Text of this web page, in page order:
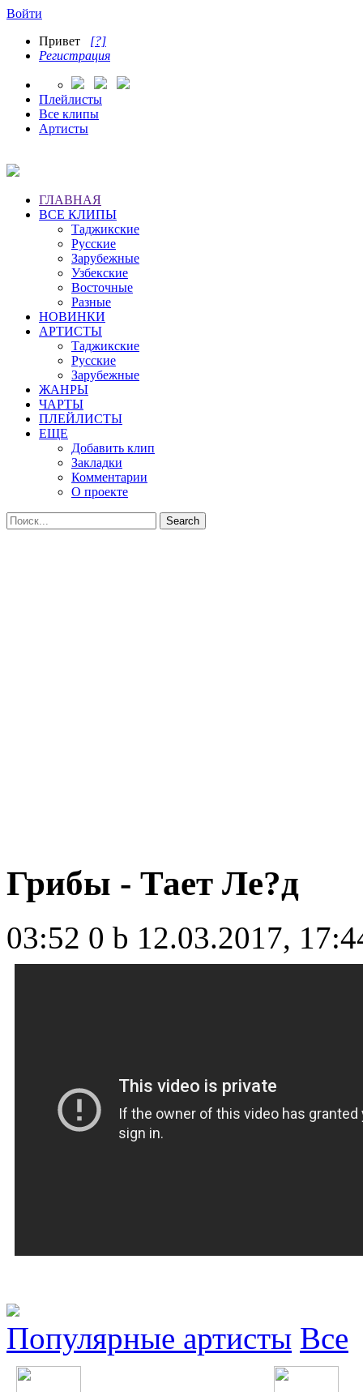
Войти
Привет [?]
Регистрация
Плейлисты
Все клипы
Артисты
ГЛАВНАЯ
ВСЕ КЛИПЫ
Таджикские
Русские
Зарубежные
Узбекские
Восточные
Разные
НОВИНКИ
АРТИСТЫ
Таджикские
Русские
Зарубежные
ЖАНРЫ
ЧАРТЫ
ПЛЕЙЛИСТЫ
ЕЩЕ
Добавить клип
Закладки
Комментарии
О проекте
Грибы - Тает Ле?д
03:52 0 b 12.03.2017,
Популярные артисты Все